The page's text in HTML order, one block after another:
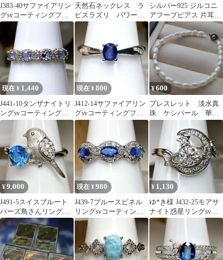
J383-40サファイアリン
グsvコーティングフリ
ーサイズ
天然石ネックレス ラ
ピスラズリ パワース
トーン 華奢 青金石
s925 藍色
シルバー925 ジルコニ
アフープピアス 片耳用
y2kアーカイブSV925刻
印入り
現在 ¥ 1,440
J441-10タンザナイトリ
ングsvコーティングフ
リーサイズ
現在 ¥ 800
J412-14サファイアリン
グsvコーティングフリ
ーサイズ
¥600
ブレスレット 淡水真
珠 ケシパール 華
奢 冠婚葬祭 デイリ
ー フォーマル 新品
¥9,000
J491-5スイスブルート
パーズ鳥さんリング
sv925
現在 ¥980
J439-7ブルースピネル
リングsvコーティング
フリーサイズ
¥ 1,130
ゆ*き様 J432-25モアサ
ナイト惑星リングsvコ
ーティングフリーサイ
ズ月星土